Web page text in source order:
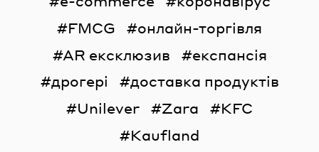
FMCG
онлайн-торгівля
AR ексклюзив
експансія
дрогері
доставка продуктів
Unilever
Zara
KFC
Kaufland